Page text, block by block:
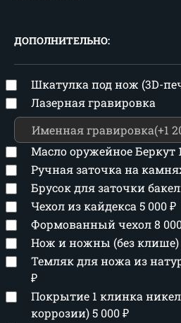
ДОПОЛНИТЕЛЬНО:
Шкатулка под нож (3D-
Лазерная гравировка
Масло оружейное Беркут
Ручная заточка на
Брусок для заточки
Чехол из кайдекса 5 000₽
Формованный чехол8
Нож и ножны (без
Темляк для ножа из
₽
Покрытие 1 клинка
коррозии)5 000₽